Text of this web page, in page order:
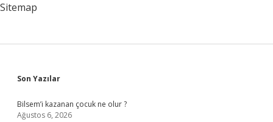
Sitemap
Sidebar
Son Yazılar
Bilsem’i kazanan çocuk ne olur ?
Ağustos 6, 2026